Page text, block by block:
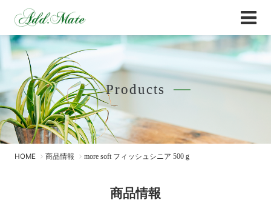
商品情報 - Add.Mate -アド・メイト オフィシ
Products
HOME 商品情報 more soft フィッシュシニア 500ｇ
商品情報